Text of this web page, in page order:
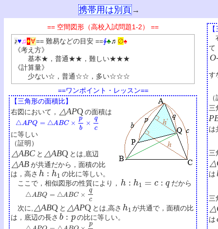
携帯用は別頁 →
== 空間図形（高校入試問題1-2） ==
♪♥♫♦∀== 難易などの目安 ==∳♣♬ ∅♠
《考え方》
基本★，普通★★，難しい★★★
《計算量》
少ない☆，普通☆☆，多い☆☆☆
==ワンポイント・レッスン==
【三角形の面積比】
右図において， △APQの面積は
△
APQ= B C ×pb
c
に等しい
（証明）
△ABC と △ABQ とは,底辺
△ABが共通だから，面積の比
は，高さ
h:h1
の比に等しい。
ここで，相似図形の性質により，
h 1
だから
△
ABQ= B C ×qc
次に, △ABQ と △APQ とは,高さ
h
が共通で，面積の比
は，底辺の長さ
b: p
の比に等しい。
△
APQ= B Q ×pb
て
す
三
は
三
は
三
は